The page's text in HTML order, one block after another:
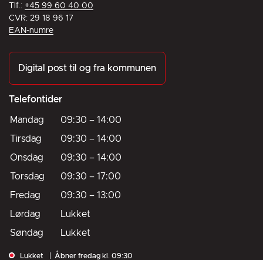
Tlf.: +45 99 60 40 00
CVR: 29 18 96 17
EAN-numre
Digital post til og fra kommunen
Telefontider
Mandag 09:30 – 14:00
Tirsdag
09:30 – 14:00
Onsdag
09:30 – 14:00
Torsdag
09:30 – 17:00
Fredag
09:30 – 13:00
Lørdag
Lukket
Søndag
Lukket
Lukket Åbner fredag kl. 09:30